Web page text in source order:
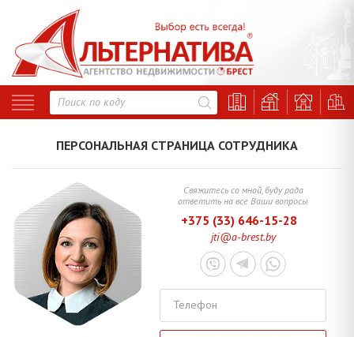
Свяжитесь со мной, буду рада
ответить на все Ваши вопросы
+375 (33) 646-15-28
jti@a-brest.by
Телефон